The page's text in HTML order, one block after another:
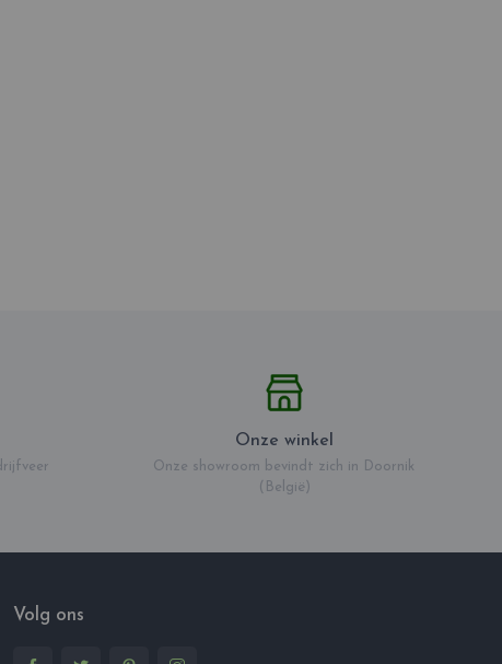
Onze winkel
Onze showroom bevindt zich in Doornik
(België)
Volg ons